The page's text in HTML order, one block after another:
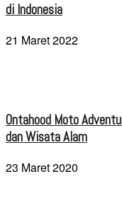
di Indonesia
21 Maret 2022
Ontahood Moto
dan Wisata Alam
23 Maret 2020